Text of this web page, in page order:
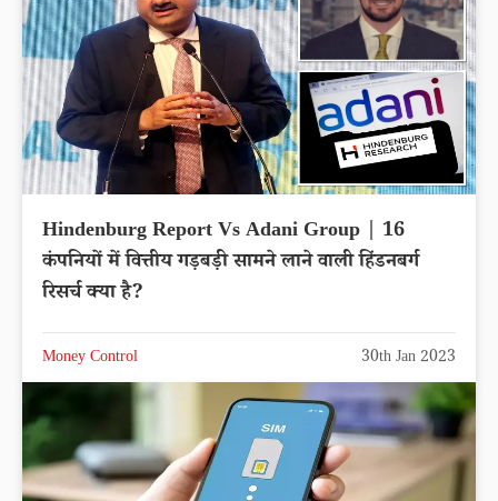
Hindenburg Report Vs Adani Group | 16
कंपनियों में वित्तीय गड़बड़ी सामने लाने वाली हिंडनबर्ग
रिसर्च क्या है?
Money Control 30th Jan 2023